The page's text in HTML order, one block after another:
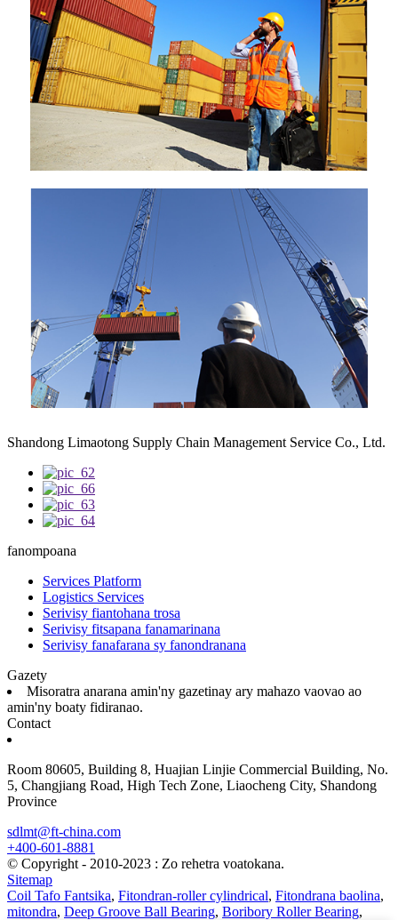
Shandong Limaotong Supply Chain Management Service Co., Ltd.
fanompoana
Services Platform
Logistics Services
Serivisy fiantohana trosa
Serivisy fitsapana fanamarinana
Serivisy fanafarana sy fanondranana
Gazety
Misoratra anarana amin'ny gazetinay ary mahazo vaovao ao
amin'ny boaty fidiranao.
Contact
Room 80605, Building 8, Huajian Linjie Commercial Building, No.
5, Changjiang Road, High Tech Zone, Liaocheng City, Shandong
Province
sdlmt@ft-china.com
+400-601-8881
© Copyright - 2010-2023 : Zo rehetra voatokana.
Sitemap
Coil Tafo Fantsika, Fitondran-roller cylindrical, Fitondrana baolina,
mitondra, Deep Groove Ball Bearing, Boribory Roller Bearing,